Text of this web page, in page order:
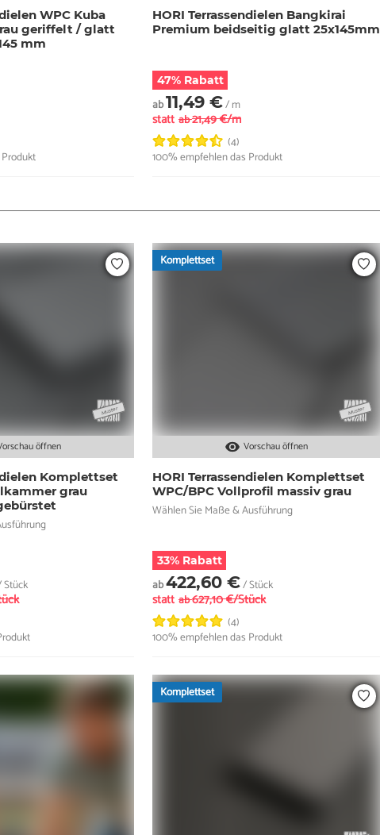
WPC Kuba
geriffelt / glatt
mm
HORI Terrassendielen Bangkirai
Premium beidseitig glatt 25x145mm
47% Rabatt
ab11,49 €/ m
statt ab21,49 €/m
(4)
100% empfehlen das Produkt
öffnen
Komplettset
grau
Stück
Komplettset
Vorschau öffnen
HORI Terrassendielen Komplettset
WPC/BPC Vollprofil massiv grau
Wählen Sie Maße & Ausführung
33% Rabatt
ab422,60 €/ Stück
statt ab627,10 €/Stück
(4)
100% empfehlen das Produkt
Komplettset